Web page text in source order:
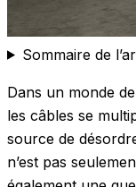
Sommaire de
Dans un monde
les câbles se
source de
n’est pas